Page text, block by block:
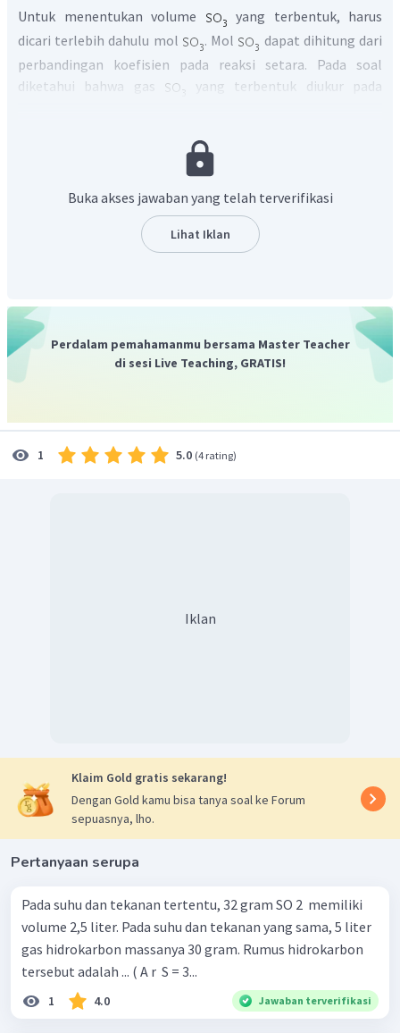
Untuk menentukan volume
yang terbentuk, harus
dicari terlebih dahulu mol
. Mol
dapat dihitung dari
perbandingan koefisien pada reaksi setara. Pada soal
diketahui bahwa gas
yang terbentuk diukur pada
dapat menggunakan prinsip Hipotesis Avogadro. Menurut
hipotesis Avogadro, pada suhu, tekanan dan volume yang
sama, gas-gas yang berbeda memiliki jumlah partikel yang
sama. Perbandingan volume dapat digunakan untuk
menentukan perbandingan jumlah partikel atau
Buka akses jawaban yang telah terverifikasi
Lihat Iklan
Perdalam pemahamanmu bersama Master Teacher
di sesi Live Teaching, GRATIS!
1 5.0 (4 rating)
Iklan
Klaim Gold gratis sekarang!
Dengan Gold kamu bisa tanya soal ke Forum
sepuasnya, lho.
Pertanyaan serupa
Pada suhu dan tekanan tertentu, 32 gram SO 2 ​ memiliki
volume 2,5 liter. Pada suhu dan tekanan yang sama, 5 liter
gas hidrokarbon massanya 30 gram. Rumus hidrokarbon
tersebut adalah ... ( A r ​ S = 3...
1 4.0 Jawaban terverifikasi